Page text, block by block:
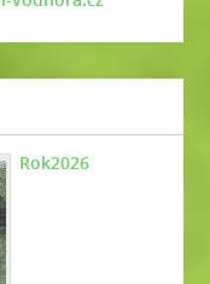
Rok2026